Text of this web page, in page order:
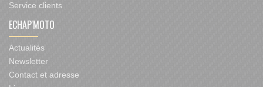
Service clients
ECHAP'MOTO
Actualités
Newsletter
Contact et adresse